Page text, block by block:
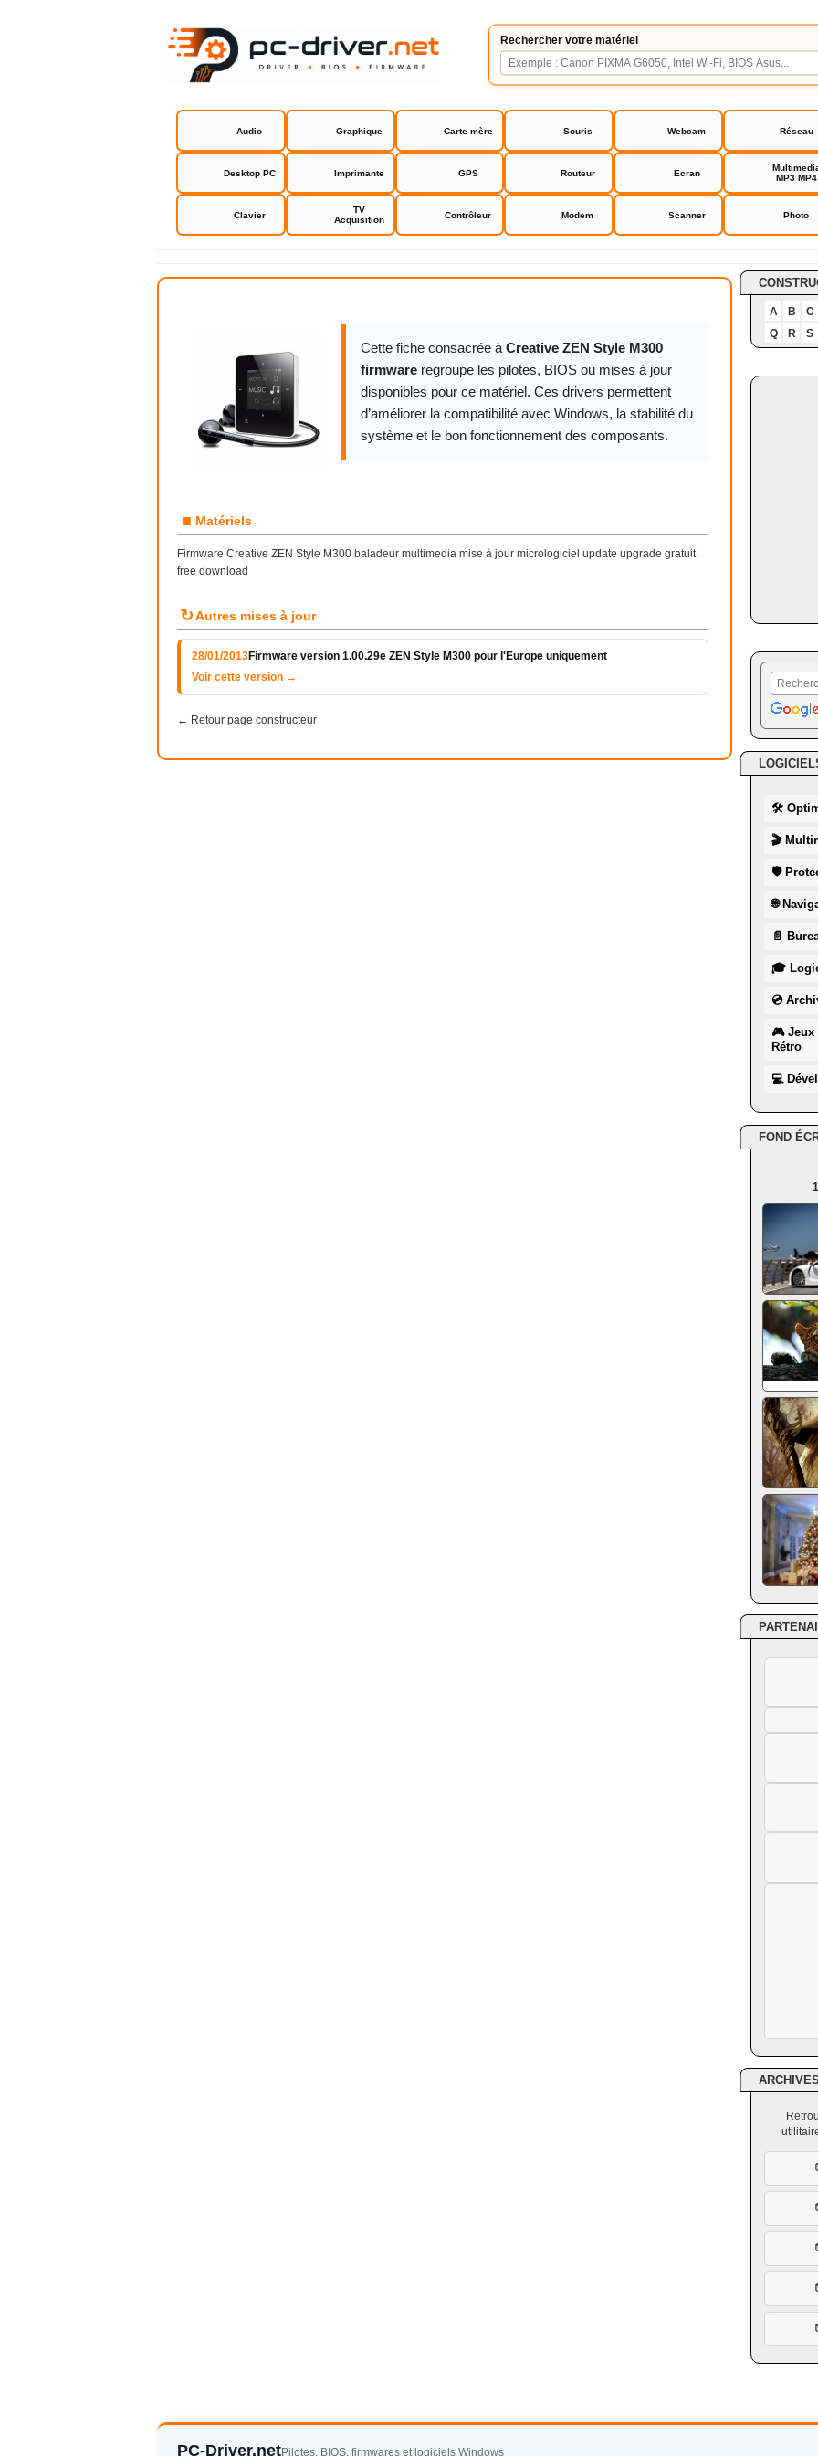
Rechercher votre matériel
Audio Graphique Carte mère Souris Webcam Réseau
Desktop PC Imprimante GPS Routeur Ecran
MP3 MP4
Clavier
TV
Acquisition
Contrôleur Modem Scanner Photo
Creative ZEN Style M300 firmware
Cette fiche consacrée à Creative ZEN Style M300
firmware regroupe les pilotes, BIOS ou mises à jour
disponibles pour ce matériel. Ces drivers permettent
d’améliorer la compatibilité avec Windows, la stabilité du
système et le bon fonctionnement des composants.
■ Matériels
Firmware Creative ZEN Style M300 baladeur multimedia mise à jour micrologiciel update upgrade gratuit
free download
↻Autres mises à jour
28/01/2013Firmware version 1.00.29e ZEN Style M300 pour l'Europe uniquement
Voir cette version →
← Retour page constructeur
A B
C
Q
R S
🛠
🎬
🛡
🌐
📄
🎓
💿
🎮 Jeux
Rétro
💻
FOND
PC-Driver.netPilotes, BIOS, firmwares et logiciels Windows